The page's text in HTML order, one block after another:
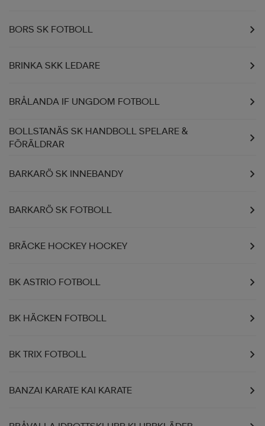
BORS SK FOTBOLL
BRINKA SKK LEDARE
BRÅLANDA IF UNGDOM FOTBOLL
BOLLSTANÄS SK HANDBOLL SPELARE &
FÖRÄLDRAR
BARKARÖ SK INNEBANDY
BARKARÖ SK FOTBOLL
BRÄCKE HOCKEY HOCKEY
BK ASTRIO FOTBOLL
BK HÄCKEN FOTBOLL
BK TRIX FOTBOLL
BANZAI KARATE KAI KARATE